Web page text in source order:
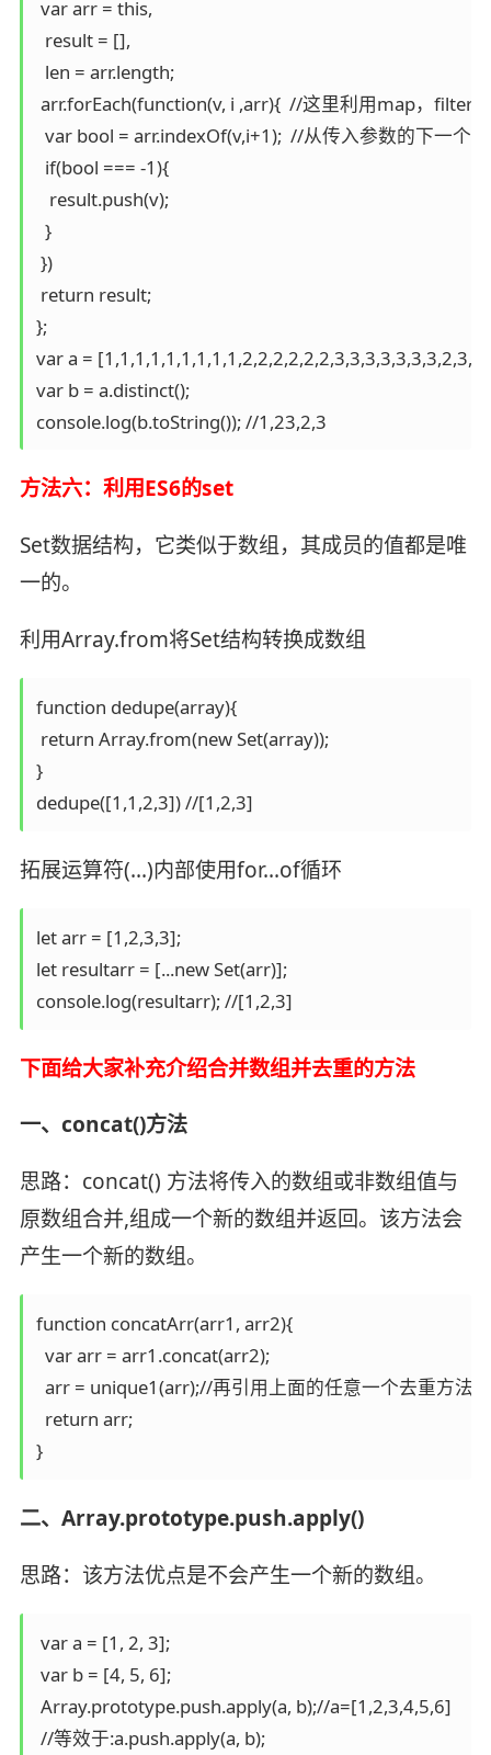
var arr = this,
  result = [],
  len = arr.length;
arr.forEach(function(v, i ,arr){  //这里利用map，filter
var bool = arr.indexOf(v,i+1);  //从传入参数的下一
  if(bool === -1){
   result.push(v);
  }
})
return result;
};
var a =
var b = a.distinct();
console.log(b.toString()); //1,23,2,3
方法六：利用ES6的set
Set数据结构，它类似于数组，其成员的值都是唯
一的。
利用Array.from将Set结构转换成数组
function dedupe(array){
return Array.from(new Set(array));
}
dedupe([1,1,2,3]) //[1,2,3]
拓展运算符(...)内部使用for...of循环
let arr = [1,2,3,3];
let resultarr = [...new Set(arr)];
console.log(resultarr); //[1,2,3]
下面给大家补充介绍合并数组并去重的方法
一、concat()方法
思路：concat() 方法将传入的数组或非数组值与
原数组合并,组成一个新的数组并返回。该方法会
产生一个新的数组。
function concatArr(arr1, arr2){
  var arr = arr1.concat(arr2);
  arr = unique1(arr);//再引用上面的任意一个去重方法
  return arr;
}
二、Array.prototype.push.apply()
思路：该方法优点是不会产生一个新的数组。
var a = [1, 2, 3];
var b = [4, 5, 6];
Array.prototype.push.apply(a, b);//a=[1,2,3,4,5,6]
//等效于:a.push.apply(a, b);